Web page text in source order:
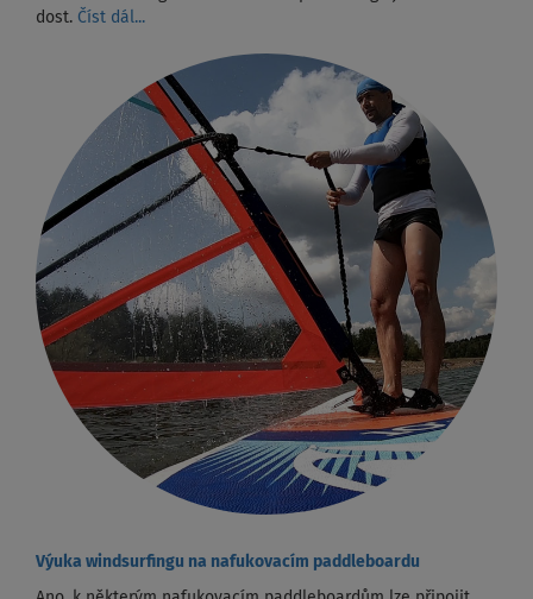
dost. Číst dál...
Výuka windsurfingu na nafukovacím paddleboardu